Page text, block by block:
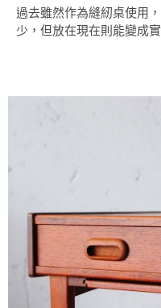
過去雖然作為縫紉桌使用
少，但放在現在則能變成